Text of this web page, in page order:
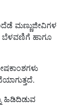
ಮಣ್ಣುಜೀವಿಗಳ
ಬೆಳವಣಿಗೆ ಹಾಗೂ
ಹಿಡಿದಿಡುವ